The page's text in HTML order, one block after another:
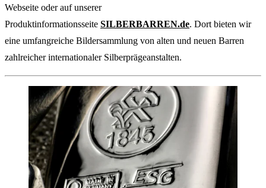
Webseite oder auf unserer
Produktinformationsseite SILBERBARREN.de. Dort bieten wir
eine umfangreiche Bildersammlung von alten und neuen Barren
zahlreicher internationaler Silberprägeanstalten.